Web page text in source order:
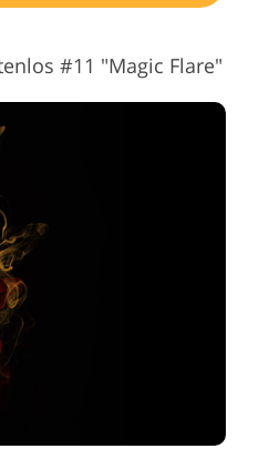
#11 "Magic Flare"